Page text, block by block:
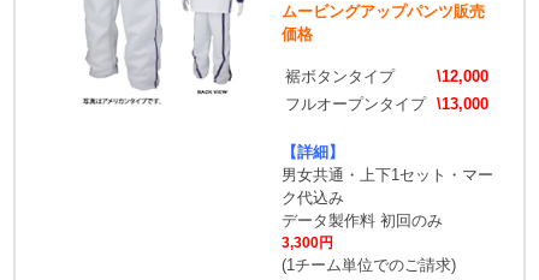
ムービングアップパンツ販売
価格
裾ボタンタイプ
\12,000
フルオープンタイプ \13,000
【詳細】
男女共通・上下1セット・マー
ク代込み
データ製作料 初回のみ
3,300円
(1チーム単位でのご請求)